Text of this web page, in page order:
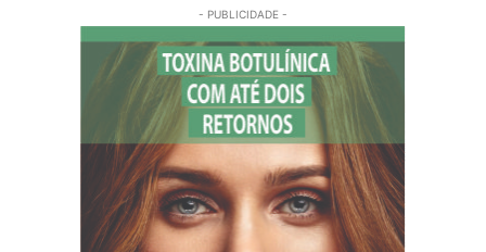
- PUBLICIDADE -